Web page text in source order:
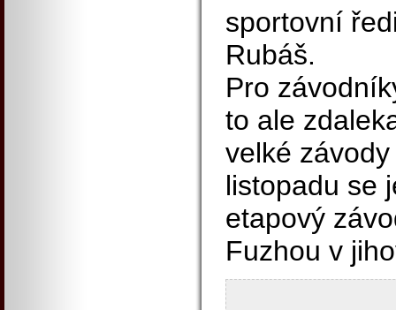
sportovní
Rubáš.
Pro
to ale
velké
listopadu se
etapový
Fuzhou v